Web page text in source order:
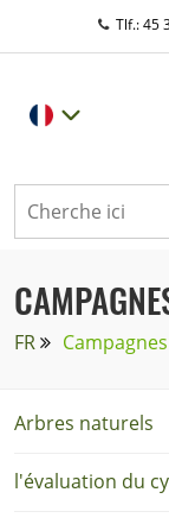
Tlf.: 45
FR
Arbres naturels
l'évaluation du